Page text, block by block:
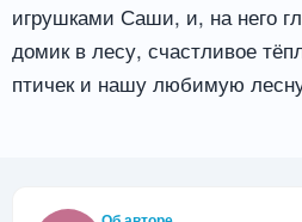
игрушками Саши, и, на него
домик в лесу, счастливое
птичек и нашу любимую